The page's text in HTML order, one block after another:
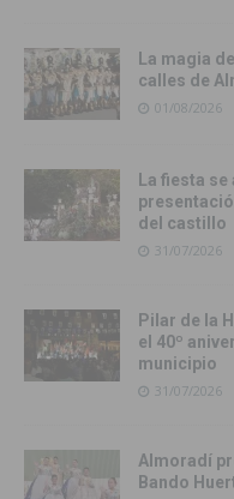
La magia
calles de
01/08/2026
La fiesta
del castillo
31/07/2026
Pilar de la
el 40º
municipio
31/07/2026
Almoradí
Bando